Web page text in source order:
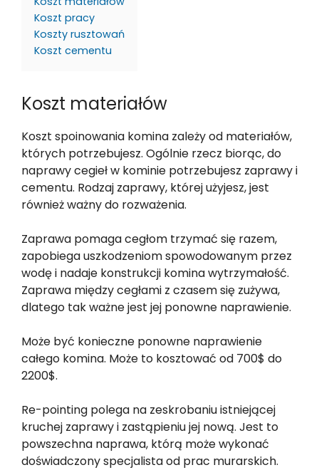
Koszt pracy
Koszty rusztowań
Koszt cementu
Koszt materiałów
Koszt spoinowania komina zależy od materiałów,
których potrzebujesz. Ogólnie rzecz biorąc, do
naprawy cegieł w kominie potrzebujesz zaprawy i
cementu. Rodzaj zaprawy, której użyjesz, jest
również ważny do rozważenia.
Zaprawa pomaga cegłom trzymać się razem,
zapobiega uszkodzeniom spowodowanym przez
wodę i nadaje konstrukcji komina wytrzymałość.
Zaprawa między cegłami z czasem się zużywa,
dlatego tak ważne jest jej ponowne naprawienie.
Może być konieczne ponowne naprawienie
całego komina. Może to kosztować od 700$ do
2200$.
Re-pointing polega na zeskrobaniu istniejącej
kruchej zaprawy i zastąpieniu jej nową. Jest to
powszechna naprawa, którą może wykonać
doświadczony specjalista od prac murarskich.